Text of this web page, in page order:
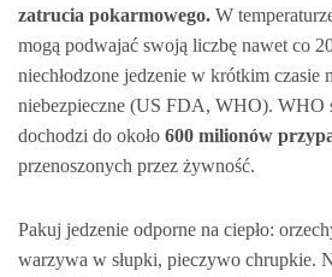
zatrucia pokarmowego. W
mogą podwajać swoją liczbę nawet co
niechłodzone jedzenie w krótkim czasie
niebezpieczne (US FDA, WHO). WHO
dochodzi do około 600 milionów
przenoszonych przez żywność.
Pakuj jedzenie odporne na ciepło:
warzywa w słupki, pieczywo chrupkie.